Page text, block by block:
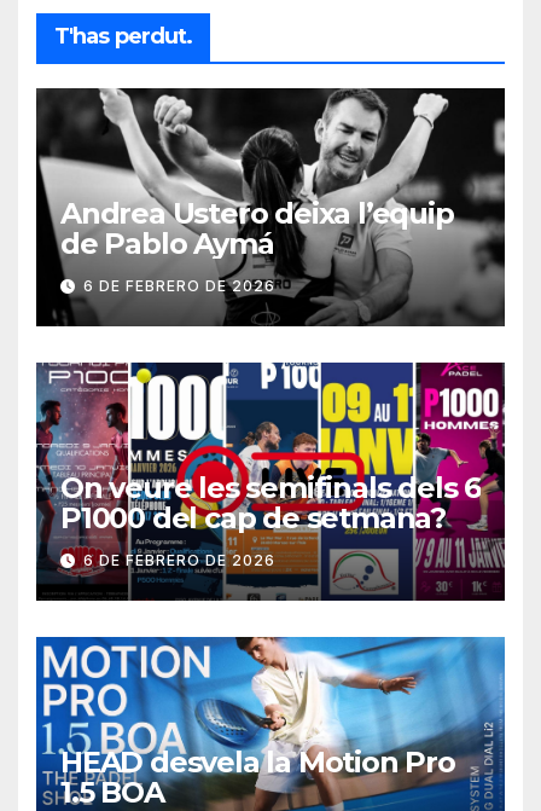
T'has perdut.
Andrea Ustero deixa l’equip
de Pablo Aymá
6 DE FEBRERO DE 2026
On veure les semifinals dels 6
P1000 del cap de setmana?
6 DE FEBRERO DE 2026
HEAD desvela la Motion Pro
1.5 BOA